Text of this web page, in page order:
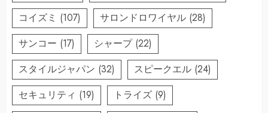
コイズミ (107) サロンドロワイヤル (28)
サンコー (17) シャープ(22)
スタイルジャパン (32) スピークエル (24)
セキュリティ (19) トライズ (9)